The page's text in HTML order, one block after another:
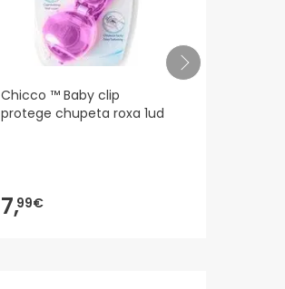
Chicco ™ Baby clip
protege chupeta roxa 1ud
7,99€